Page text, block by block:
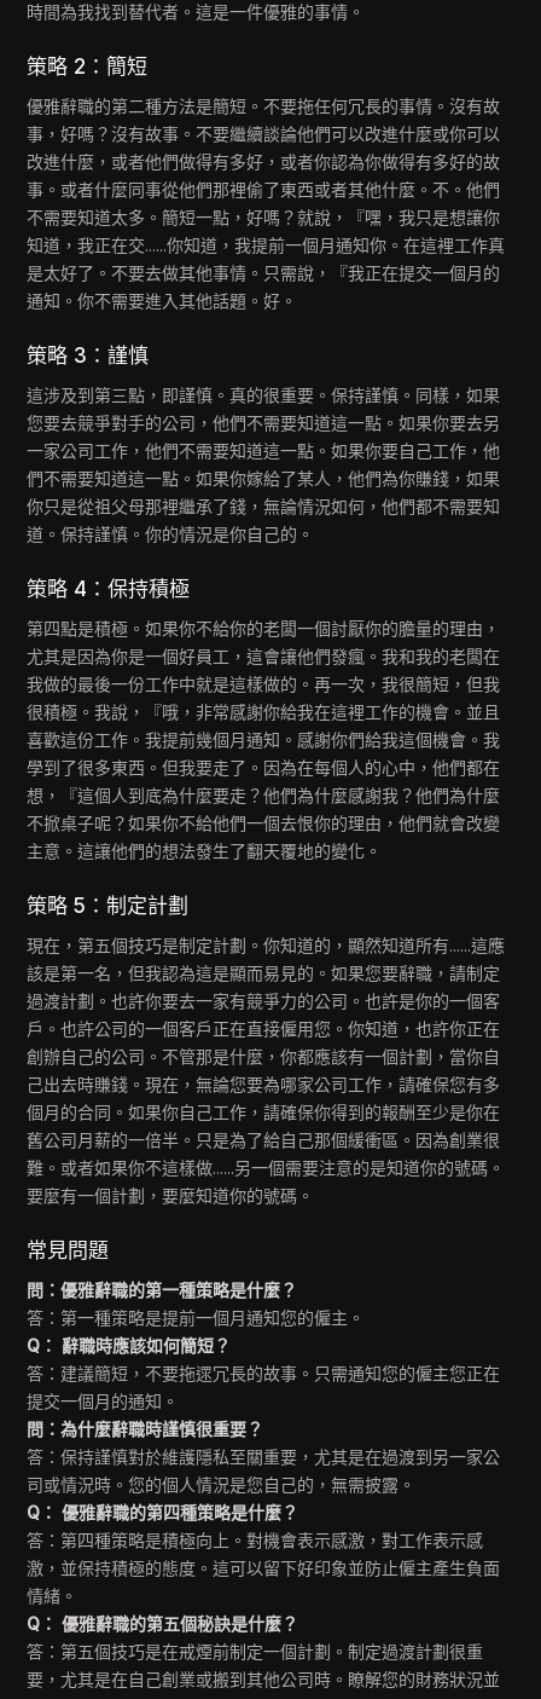
時間為我找到替代者。這是一件優雅的事情。
策略 2：簡短
優雅辭職的第二種方法是簡短。不要拖任何冗長的事情。沒有故
事，好嗎？沒有故事。不要繼續談論他們可以改進什麼或你可以
改進什麼，或者他們做得有多好，或者你認為你做得有多好的故
事。或者什麼同事從他們那裡偷了東西或者其他什麼。不。他們
不需要知道太多。簡短一點，好嗎？就說，『嘿，我只是想讓你
知道，我正在交......你知道，我提前一個月通知你。在這裡工作真
是太好了。不要去做其他事情。只需說，『我正在提交一個月的
通知。你不需要進入其他話題。好。
策略 3：謹慎
這涉及到第三點，即謹慎。真的很重要。保持謹慎。同樣，如果
您要去競爭對手的公司，他們不需要知道這一點。如果你要去另
一家公司工作，他們不需要知道這一點。如果你要自己工作，他
們不需要知道這一點。如果你嫁給了某人，他們為你賺錢，如果
你只是從祖父母那裡繼承了錢，無論情況如何，他們都不需要知
道。保持謹慎。你的情況是你自己的。
策略 4：保持積極
第四點是積極。如果你不給你的老闆一個討厭你的膽量的理由，
尤其是因為你是一個好員工，這會讓他們發瘋。我和我的老闆在
我做的最後一份工作中就是這樣做的。再一次，我很簡短，但我
很積極。我說，『哦，非常感謝你給我在這裡工作的機會。並且
喜歡這份工作。我提前幾個月通知。感謝你們給我這個機會。我
學到了很多東西。但我要走了。因為在每個人的心中，他們都在
想，『這個人到底為什麼要走？他們為什麼感謝我？他們為什麼
不掀桌子呢？如果你不給他們一個去恨你的理由，他們就會改變
主意。這讓他們的想法發生了翻天覆地的變化。
策略 5：制定計劃
現在，第五個技巧是制定計劃。你知道的，顯然知道所有......這應
該是第一名，但我認為這是顯而易見的。如果您要辭職，請制定
過渡計劃。也許你要去一家有競爭力的公司。也許是你的一個客
戶。也許公司的一個客戶正在直接僱用您。你知道，也許你正在
創辦自己的公司。不管那是什麼，你都應該有一個計劃，當你自
己出去時賺錢。現在，無論您要為哪家公司工作，請確保您有多
個月的合同。如果你自己工作，請確保你得到的報酬至少是你在
舊公司月薪的一倍半。只是為了給自己那個緩衝區。因為創業很
難。或者如果你不這樣做......另一個需要注意的是知道你的號碼。
要麼有一個計劃，要麼知道你的號碼。
常見問題
問：優雅辭職的第一種策略是什麼？
答：第一種策略是提前一個月通知您的僱主。
Q： 辭職時應該如何簡短？
答：建議簡短，不要拖遝冗長的故事。只需通知您的僱主您正在
提交一個月的通知。
問：為什麼辭職時謹慎很重要？
答：保持謹慎對於維護隱私至關重要，尤其是在過渡到另一家公
司或情況時。您的個人情況是您自己的，無需披露。
Q： 優雅辭職的第四種策略是什麼？
答：第四種策略是積極向上。對機會表示感激，對工作表示感
激，並保持積極的態度。這可以留下好印象並防止僱主產生負面
情緒。
Q： 優雅辭職的第五個秘訣是什麼？
答：第五個技巧是在戒煙前制定一個計劃。制定過渡計劃很重
要，尤其是在自己創業或搬到其他公司時。瞭解您的財務狀況並